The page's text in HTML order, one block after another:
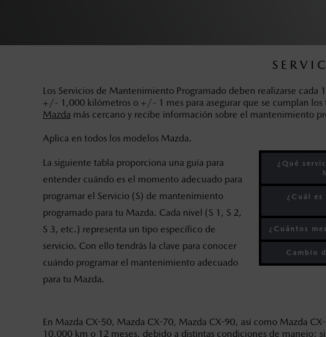
Los Servicios de Mantenimiento Programado deben realizarse
+/- 1,000 kilómetros o +/- 1 mes para asegurar que se cumplan
Mazda más cercano y recibe información sobre el mantenimiento
Aplica en todos los modelos Mazda.
La siguiente tabla proporciona una guía para
entender cuándo es el momento adecuado para
programar el Servicio (S) de mantenimiento
programado para tu Mazda. Cada nivel (S 1, S 2,
S 3, etc.) representa un tipo específico de
servicio. Con ello tendrás la clave para conocer
cuándo programar el mantenimiento adecuado
para tu Mazda.
¿Qué
¿Cuál
¿Cuántos
Cambio
En Mazda CX-50, Mazda CX-70, Mazda CX-90, así como Mazda
10,000 km o 12 meses, debido a distintas condiciones de manejo;